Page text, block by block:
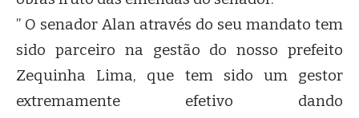
” O senador Alan através do seu mandato tem
sido parceiro na gestão do nosso prefeito
Zequinha Lima, que tem sido um gestor
extremamente efetivo dando